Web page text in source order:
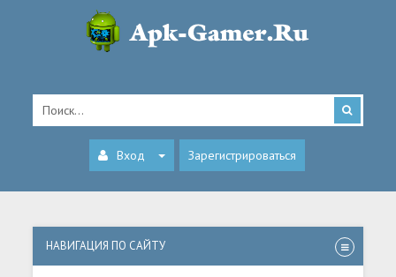
Вход Зарегистрироваться
НАВИГАЦИЯ ПО САЙТУ